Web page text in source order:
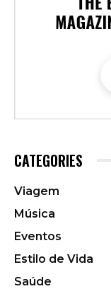
CATEGORIES
Viagem
Música
Eventos
Estilo de Vida
Saúde